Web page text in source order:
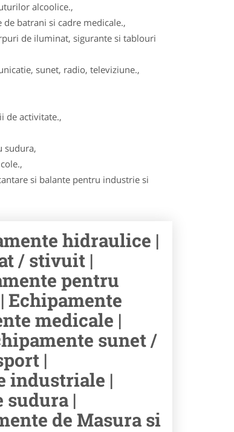
alcoolice.,
batrani si cadre medicale.,
de iluminat, sigurante si tablouri
sunet, radio, televiziune.,
de activitate.,
sudura,
si balante pentru industrie si
hidraulice |
/ stivuit |
pentru
Echipamente
medicale |
sunet /
|
industriale |
sudura |
de Masura si